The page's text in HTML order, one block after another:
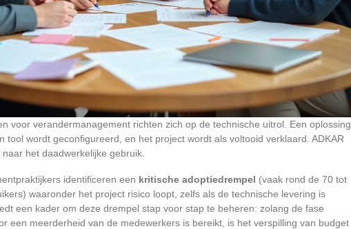
voor verandermanagement richten zich op de technische uitrol. Een oplossing
tool wordt geconfigureerd, en het project wordt als voltooid verklaard. ADKAR
het daadwerkelijke gebruik.
identificeren een kritische adoptiedrempel (vaak rond de 70 tot
waaronder het project risico loopt, zelfs als de technische levering is
een kader om deze drempel stap voor stap te beheren: zolang de fase
een meerderheid van de medewerkers is bereikt, is het verspilling van budget